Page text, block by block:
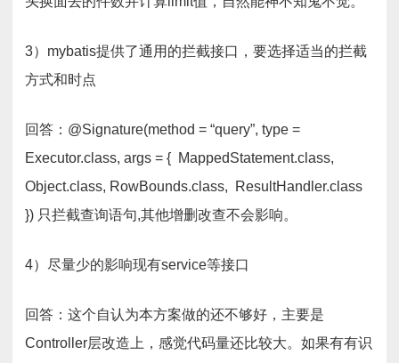
3）mybatis提供了通用的拦截接口，要选择适当的拦截
方式和时点
回答：@Signature(method = “query”, type =
Executor.class, args = { MappedStatement.class,
Object.class, RowBounds.class, ResultHandler.class
}) 只拦截查询语句,其他增删改查不会影响。
4）尽量少的影响现有service等接口
回答：这个自认为本方案做的还不够好，主要是
Controller层改造上，感觉代码量还比较大。如果有有识